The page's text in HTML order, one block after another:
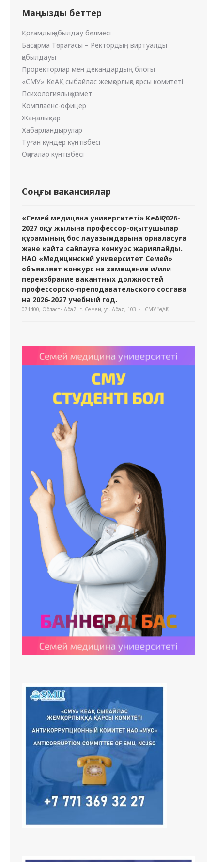
Маңызды беттер
Қоғамдық қабылдау бөлмесі
Басқарма Төрағасы – Ректордың виртуалды
қабылдауы
Проректорлар мен декандардың блогы
«СМУ» КеАҚ сыбайлас жемқорлыққа қарсы комитеті
Психологиялық қызмет
Комплаенс-офицер
Жаңалықтар
Хабарландырулар
Туған күндер күнтізбесі
Оқиғалар күнтізбесі
Соңғы вакансиялар
«Семей медицина университеті» КеАҚ 2026-
2027 оқу жылына профессор-оқытушылар
құрамының бос лауазымдарына орналасуға
және қайта сайлауға конкурс жариялайды.
НАО «Медицинский университет Семей»
объявляет конкурс на замещение и/или
переизбрание вакантных должностей
профессорско-преподавательского состава
на 2026-2027 учебный год.
071400, Область Абай, г. Семей, ул. Абая, 103 СМУ "ҚеАҚ"